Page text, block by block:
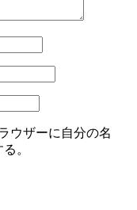
ウザーに自分の名
。